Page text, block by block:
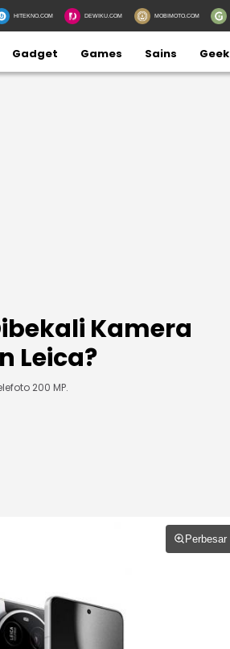
HITEKNO.COM DEWIKU.COM MOBIMOTO.COM
Gadget Games Sains Geek
Kamera
Leica?
200 MP.
Perbesar